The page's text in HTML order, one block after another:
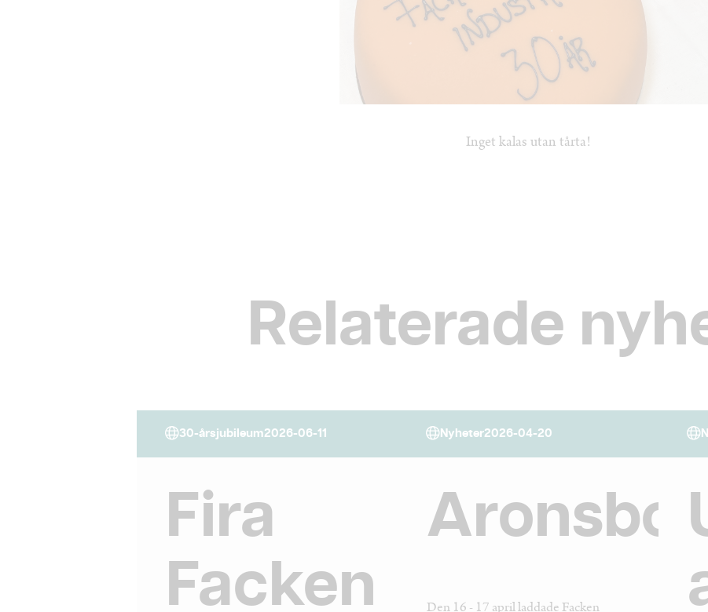
Inget kalas utan tårta!
Relaterade
30-årsjubileum2026-06-11
Fira
Facken
Nyheter2026-04-20
Den 16 - 17 april laddade Facken